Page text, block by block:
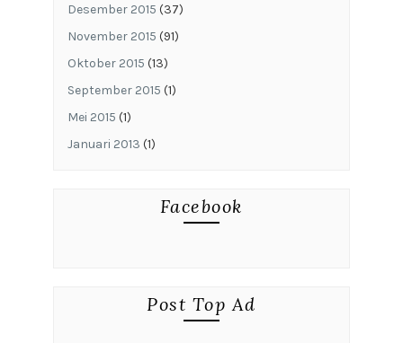
Desember 2015 (37)
November 2015 (91)
Oktober 2015 (13)
September 2015 (1)
Mei 2015 (1)
Januari 2013 (1)
Facebook
Post Top Ad